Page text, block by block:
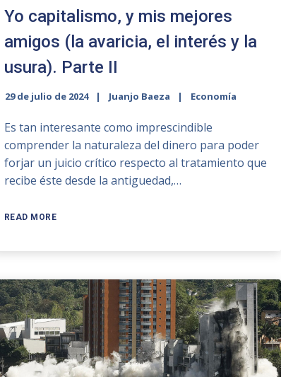
Yo capitalismo, y mis mejores
amigos (la avaricia, el interés y la
usura). Parte II
29 de julio de 2024 Juanjo Baeza Economía
Es tan interesante como imprescindible
comprender la naturaleza del dinero para poder
forjar un juicio crítico respecto al tratamiento que
recibe éste desde la antiguedad,…
READ MORE